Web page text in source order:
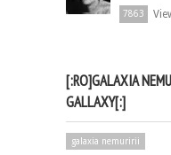
7863
[:RO]GALAXIA
GALLAXY[:]
galaxia nemuririi